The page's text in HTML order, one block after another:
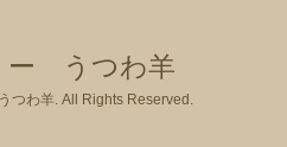
ー うつわ羊
つわ羊. All Rights Reserved.